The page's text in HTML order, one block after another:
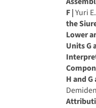
F |Yuri
the
Lower
Units G
H and